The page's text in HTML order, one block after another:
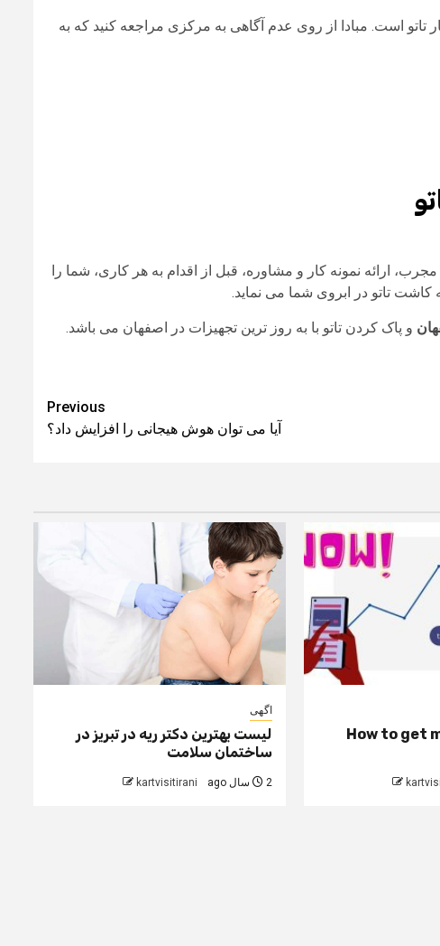
مبادا از روی عدم آگاهی به مرکزی مراجعه کنید که به
ارائه نمونه کار و مشاوره، قبل از اقدام به هر کاری، شما را
تاتو در ابروی شما می نماید.
و پاک کردن تاتو با به روز ترین تجهیزات در اصفهان می باشد.
Previous
آیا می‌ توان هوش هیجانی را افزایش داد؟
How to get
اگهی
لیست بهترین دکتر ریه در تبریز در
ساختمان سلامت
2 سال ago kartvisitirani